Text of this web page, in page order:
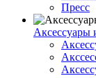
Пресс
Аксессуары